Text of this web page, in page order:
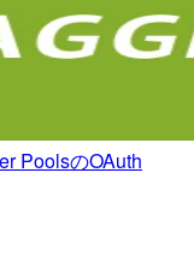
PoolsのOAuth